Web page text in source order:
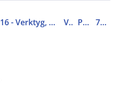
16 - Verktyg, skyddsutrustning och kläder Verktyg Presstång 7326081-00